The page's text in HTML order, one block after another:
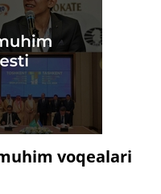
voqealari